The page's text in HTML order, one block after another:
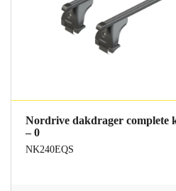
Nordrive dakdrager complete
– 0
NK240EQS